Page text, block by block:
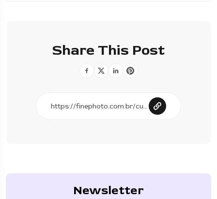
Share This Post
Newsletter